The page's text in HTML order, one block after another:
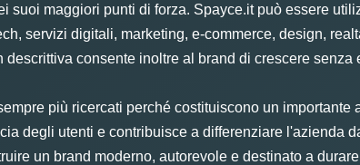
suoi maggiori punti di forza. Spayce.it può essere
servizi digitali, marketing, e-commerce, design,
consente inoltre al brand di crescere senza
più ricercati perché costituiscono un
degli utenti e contribuisce a differenziare l'azienda
un brand moderno, autorevole e destinato a